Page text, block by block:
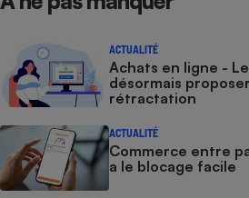
ACTUALITÉ
Achats en ligne -
désormais
rétractation
ACTUALITÉ
Commerce entre
a le blocage facile